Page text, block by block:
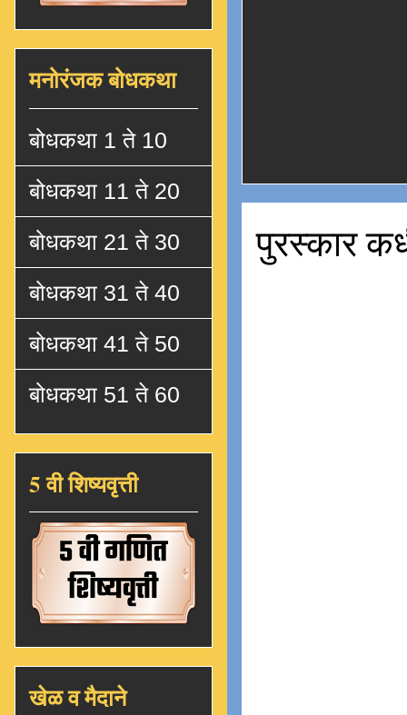
पुरस्कार
मनोरंजक बोधकथा
बोधकथा 1 ते 10
बोधकथा 11 ते 20
बोधकथा 21 ते 30
बोधकथा 31 ते 40
बोधकथा 41 ते 50
बोधकथा 51 ते 60
5 वी शिष्यवृत्ती
खेळ व मैदाने